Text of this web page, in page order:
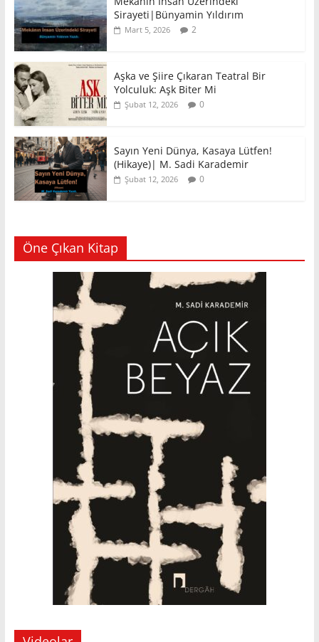
Sirayeti|Bünyamin Yıldırım
Mart 5, 2026 2
Aşka ve Şiire Çıkaran Teatral Bir
Yolculuk: Aşk Biter Mi
Şubat 12, 2026 0
Sayın Yeni Dünya, Kasaya Lütfen!
(Hikaye)| M. Sadi Karademir
Şubat 12, 2026 0
Öne Çıkan Kitap